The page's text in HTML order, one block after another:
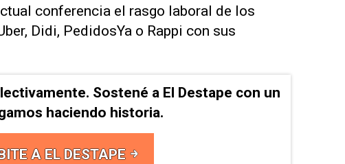
conferencia el rasgo laboral de los
Didi, PedidosYa o Rappi con sus
Sostené a El Destape con un
haciendo historia.
A EL DESTAPE